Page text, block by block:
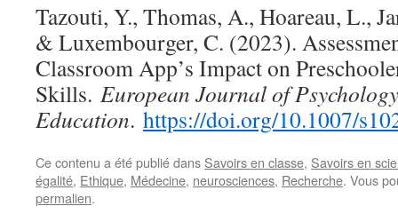
Tazouti, Y., Thomas, A., Hoareau, L.,
& Luxembourger, C. (2023).
Classroom App’s Impact on
Skills. European Journal of
Education. https://doi.org/10.1007/
Ce contenu a été publié dans Savoirs en classe, Savoirs en
égalité, Ethique, Médecine, neurosciences, Recherche. Vous
permalien.